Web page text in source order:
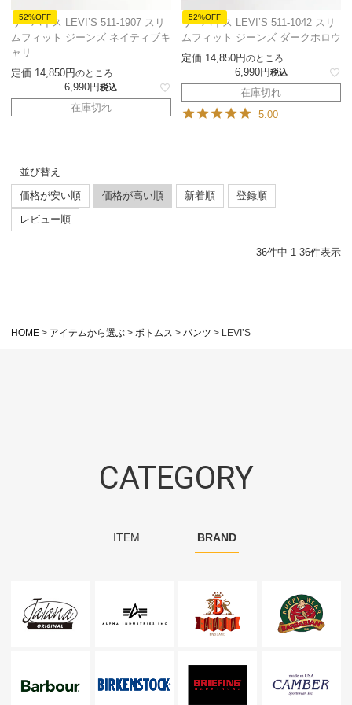
52%OFF
リーバイス LEVI’S 511-1907 スリ
ムフィット ジーンズ ネイティブキ
ャリ
定価 14,850 のところ
6,990 税込
在庫切れ
52%OFF
リーバイス LEVI’S 511-1042 スリ
ムフィット ジーンズ ダークホロウ
定価 14,850 のところ
6,990 税込
在庫切れ
5.00
並び替え
価格が安い順
価格が高い順 新着順
登録順
レビュー順
36件中 1-36件表示
HOME アイテムから選ぶ ボトムス パンツ LEVI’S
CATEGORY
ITEM BRAND